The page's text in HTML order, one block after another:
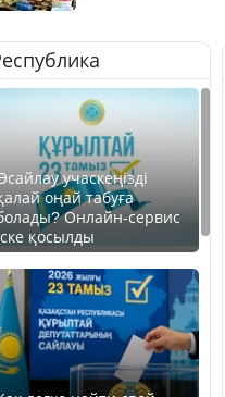
учаскеңізді
оңай табуға
Онлайн-сервис
қосылды